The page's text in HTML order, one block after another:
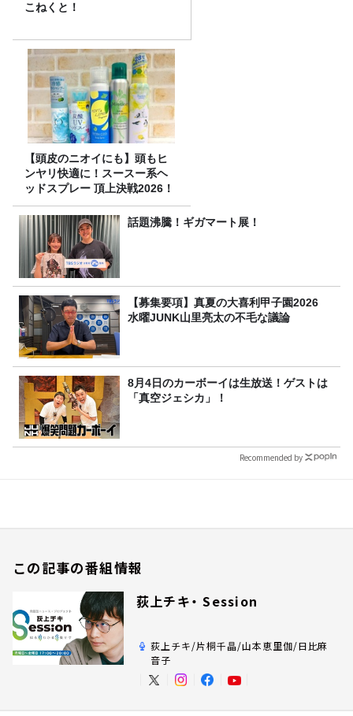
こねくと！
【頭皮のニオイにも】頭もヒ
ンヤリ快適に！スースー系ヘ
ッドスプレー 頂上決戦2026！
話題沸騰！ギガマート展！
【募集要項】真夏の大喜利甲子園2026
水曜JUNK山里亮太の不毛な議論
8月4日のカーボーイは生放送！ゲストは
「真空ジェシカ」！
Recommended by
この記事の番組情報
荻上チキ・ Session
荻上チキ/片桐千晶/山本恵里伽/日比麻
音子